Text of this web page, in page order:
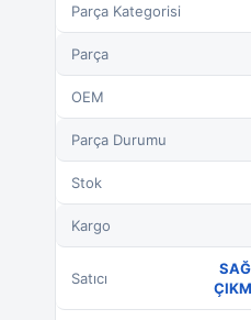
Parça Kategorisi
Parça
OEM
Parça Durumu
Stok
Kargo
Satıcı